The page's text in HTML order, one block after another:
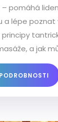
pomáhá
a lépe
a jak
ale i
fakta ze
Pokud